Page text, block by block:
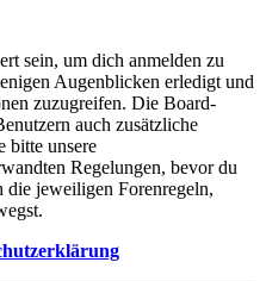
sein, um dich anmelden zu
Augenblicken erledigt und
zuzugreifen. Die Board-
auch zusätzliche
bitte unsere
Regelungen, bevor du
die jeweiligen Forenregeln,